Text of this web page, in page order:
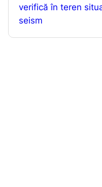
k
verifică în teren
seism